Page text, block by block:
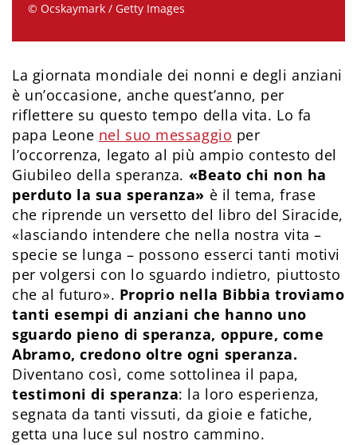
© Ocskaymark / Getty Images
La giornata mondiale dei nonni e degli anziani
è un’occasione, anche quest’anno, per
riflettere su questo tempo della vita. Lo fa
papa Leone nel suo messaggio per
l’occorrenza, legato al più ampio contesto del
Giubileo della speranza. «Beato chi non ha
perduto la sua speranza» è il tema, frase
che riprende un versetto del libro del Siracide,
«lasciando intendere che nella nostra vita –
specie se lunga – possono esserci tanti motivi
per volgersi con lo sguardo indietro, piuttosto
che al futuro». Proprio nella Bibbia troviamo
tanti esempi di anziani che hanno uno
sguardo pieno di speranza, oppure, come
Abramo, credono oltre ogni speranza.
Diventano così, come sottolinea il papa,
testimoni di speranza: la loro esperienza,
segnata da tanti vissuti, da gioie e fatiche,
getta una luce sul nostro cammino.